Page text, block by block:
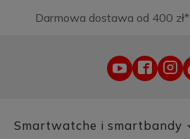
Darmowa dostawa od 400 zł*
Smartwatche i smartbandy